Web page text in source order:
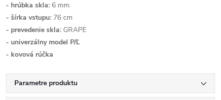
- hrúbka skla: 6 mm
- šírka vstupu: 76 cm
- prevedenie skla: GRAPE
- univerzálny model P/Ľ
- kovová rúčka
Parametre produktu